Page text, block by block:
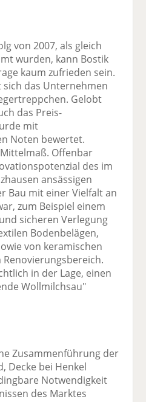
von 2007, als gleich
wurden, kann Bostik
kaum zufrieden sein.
das Unternehmen
Gelobt
das Preis-
mit
Noten bewertet.
Offenbar
des im
ansässigen
Bau mit einer Vielfalt an
zum Beispiel einem
sicheren Verlegung
Bodenbelägen,
von keramischen
in der Lage, einen
Wollmilchsau"
Zusammenführung der
Decke bei Henkel
Notwendigkeit
des Marktes